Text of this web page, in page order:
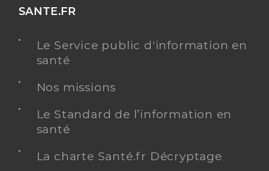
SANTE.FR
Le Service public d'information en
santé
Nos missions
Le Standard de l’information en
santé
La charte Santé.fr Décryptage